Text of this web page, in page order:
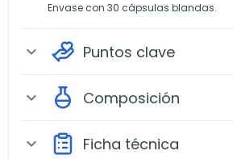
Envase con 30 cápsulas blandas.
expand_more Puntos clave
expand_more Composición
expand_more Ficha técnica